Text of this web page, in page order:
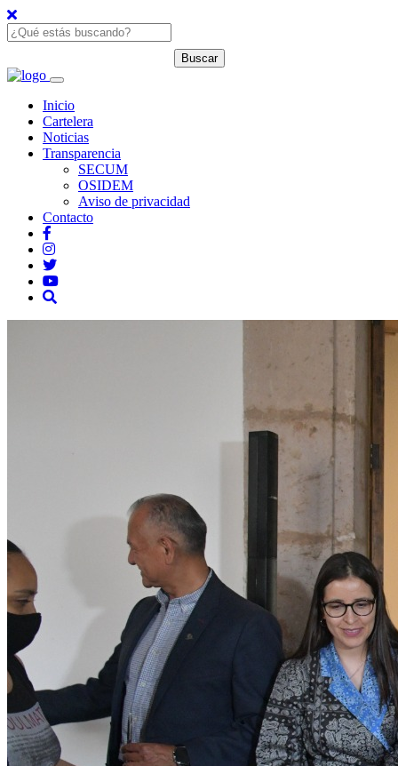
Inicio
Cartelera
Noticias
Transparencia
SECUM
OSIDEM
Aviso de privacidad
Contacto